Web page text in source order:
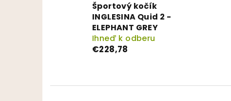
Športový kočík
INGLESINA Quid 2 -
ELEPHANT GREY
Ihneď k odberu
€228,78